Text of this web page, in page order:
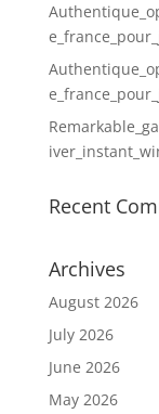
Recent
Archives
August 2026
July 2026
June 2026
May 2026